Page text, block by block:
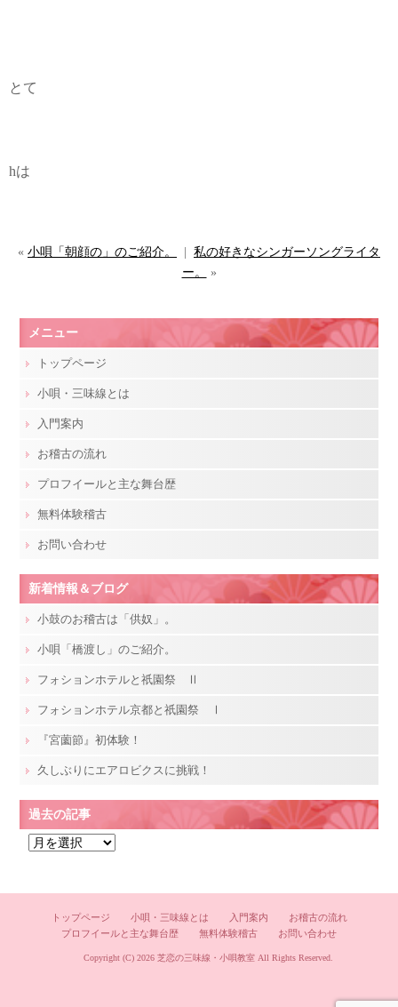
とて
hは
« 小唄「朝顔の」のご紹介。
私の好きなシンガーソングライタ
ー。
»
メニュー
トップページ
小唄・三味線とは
入門案内
お稽古の流れ
プロフイールと主な舞台歴
無料体験稽古
お問い合わせ
新着情報＆ブログ
小鼓のお稽古は「供奴」。
小唄「橋渡し」のご紹介。
フォションホテルと祇園祭 Ⅱ
フォションホテル京都と祇園祭 Ⅰ
『宮薗節』初体験！
久しぶりにエアロビクスに挑戦！
過去の記事
トップページ 小唄・三味線とは 入門案内
お稽古の流れ
プロフイールと主な舞台歴
無料体験稽古 お問い合わせ
Copyright (C) 2026 芝恋の三味線・小唄教室All Rights Reserved.